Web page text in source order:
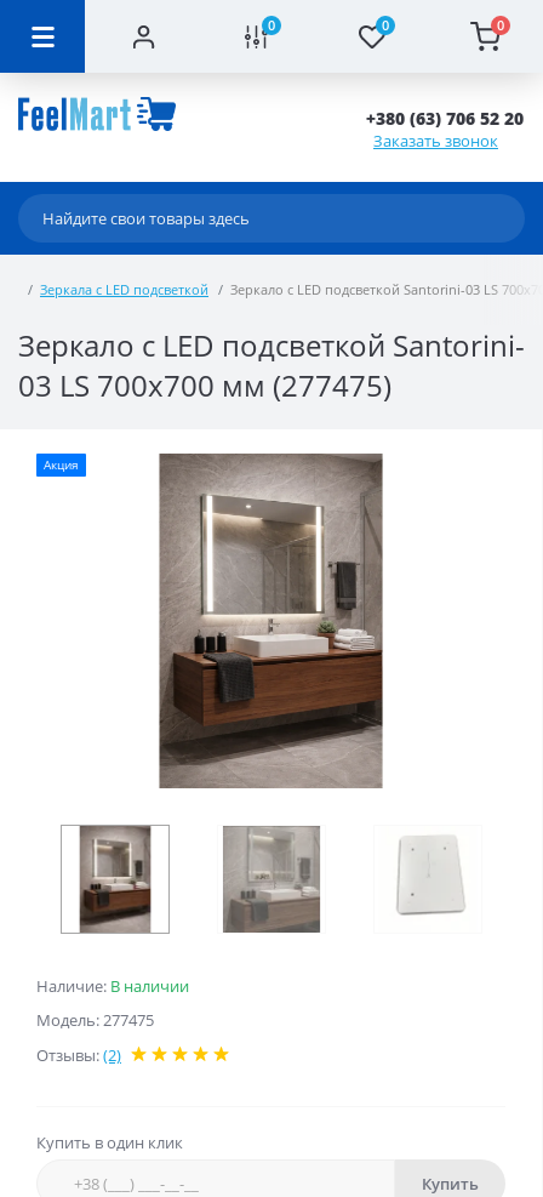
0 0 0
+380 (63) 706 52 20
Заказать звонок
Зеркала с LED подсветкой Зеркало с LED подсветкой Santorini-03 LS
Зеркало с LED подсветкой Santorini-
03 LS 700x700 мм (277475)
Наличие: В наличии
Модель: 277475
Отзывы:(2)
Акция
Купить в один клик
Купить